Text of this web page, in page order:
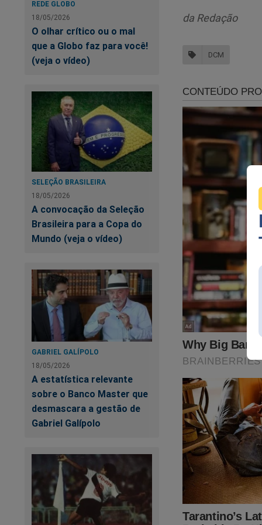
REDE GLOBO
18/05/2026
O olhar crítico ou o mal
que a Globo faz para você!
(veja o vídeo)
SELEÇÃO BRASILEIRA
18/05/2026
A convocação da Seleção
Brasileira para a Copa do
Mundo (veja o vídeo)
GABRIEL GALÍPOLO
18/05/2026
A estatística relevante
sobre o Banco Master que
desmascara a gestão de
Gabriel Galípolo
apenas o link
O site voltou ao
Após um
tem o
não é
expressão
Nossa
agosto de
levantou
Janad
Tribunal
inteiro.
lembrou
ele
Nesse
uma
impactam
construídas
“A
implicou
direito à
da Redação
DCM